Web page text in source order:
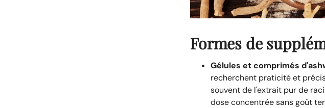
Formes de
Gélules et comprimés
recherchent praticité et
souvent de l'extrait pur de
dose concentrée sans goût